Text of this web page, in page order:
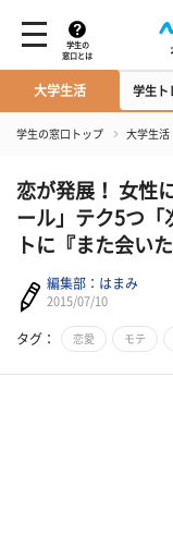
学生の
窓口とは
大学生活 学生ト
学生の窓口トップ 大学生活
恋が発展！ 女性
ール」テク5つ「
トに『また会いた
編集部：はまみ
2015/07/10
タグ： 恋愛 モテ